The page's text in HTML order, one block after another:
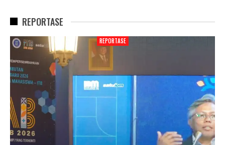
REPORTASE
REPORTASE